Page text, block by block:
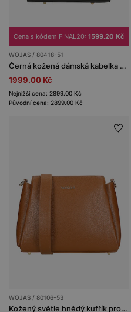
Cena s kódem FINAL20: 1599.20 Kč
WOJAS / 80418-51
Černá kožená dámská kabelka se zlatým logem
1999.00 Kč
Nejnižší cena: 2899.00 Kč
Původní cena: 2899.00 Kč
WOJAS / 80106-53
Kožený světle hnědý kufřík pro dámy